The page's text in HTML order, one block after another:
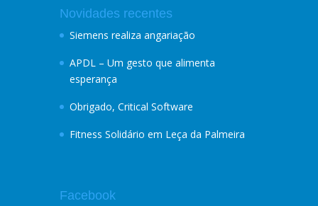
Novidades recentes
Siemens realiza angariação
APDL – Um gesto que alimenta
esperança
Obrigado, Critical Software
Fitness Solidário em Leça da Palmeira
Facebook